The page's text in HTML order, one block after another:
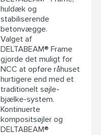
huldæk og
stabiliserende
betonvægge.
Valget af
DELTABEAM® Frame
gjorde det muligt for
NCC at opføre råhuset
hurtigere end med et
traditionelt søjle-
bjælke-system.
Kontinuerte
kompositsøjler og
DELTABEAM®